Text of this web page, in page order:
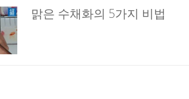
맑은 수채화의 5가지 비법